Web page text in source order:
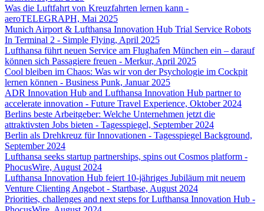
Was die Luftfahrt von Kreuzfahrten lernen kann -
aeroTELEGRAPH, Mai 2025
Munich Airport & Lufthansa Innovation Hub Trial Service Robots
In Terminal 2 - Simple Flying, April 2025
Lufthansa führt neuen Service am Flughafen München ein – darauf
können sich Passagiere freuen - Merkur, April 2025
Cool bleiben im Chaos: Was wir von der Psychologie im Cockpit
lernen können - Business Punk, Januar 2025
ADR Innovation Hub and Lufthansa Innovation Hub partner to
accelerate innovation - Future Travel Experience, Oktober 2024
Berlins beste Arbeitgeber: Welche Unternehmen jetzt die
attraktivsten Jobs bieten - Tagesspiegel, September 2024
Berlin als Drehkreuz für Innovationen - Tagesspiegel Background,
September 2024
Lufthansa seeks startup partnerships, spins out Cosmos platform -
PhocusWire, August 2024
Lufthansa Innovation Hub feiert 10-jähriges Jubiläum mit neuem
Venture Clienting Angebot - Startbase, August 2024
Priorities, challenges and next steps for Lufthansa Innovation Hub -